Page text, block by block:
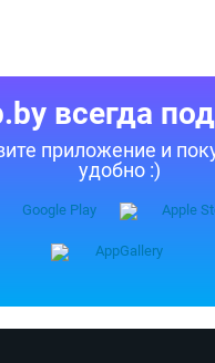
всегда
приложение и
удобно :)